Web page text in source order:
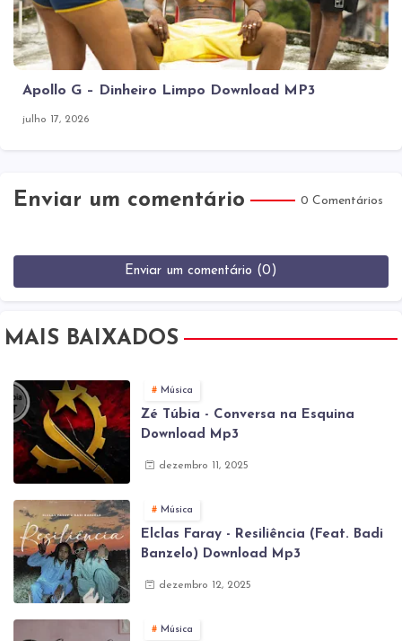
Apollo G – Dinheiro Limpo Download MP3
julho 17, 2026
Enviar um comentário 0 Comentários
Enviar um comentário (0)
MAIS BAIXADOS
Música
Zé Túbia - Conversa na Esquina
Download Mp3
dezembro 11, 2025
Música
Elclas Faray - Resiliência (Feat. Badi
Banzelo) Download Mp3
dezembro 12, 2025
Música